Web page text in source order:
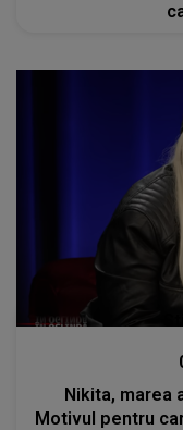
Nikita, marea
Motivul pentru